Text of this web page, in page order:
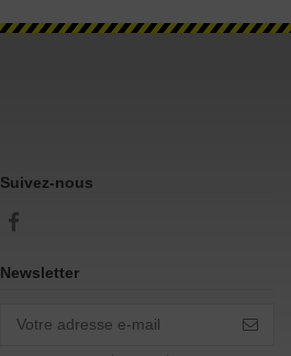
Suivez-nous
Newsletter